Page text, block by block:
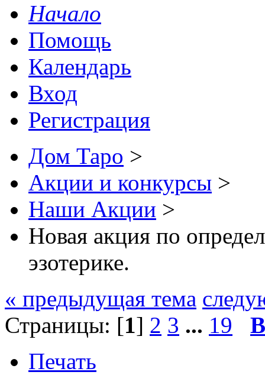
Начало
Помощь
Календарь
Вход
Регистрация
Дом Таро >
Акции и конкурсы >
Наши Акции >
Новая акция по
эзотерике.
« предыдущая тема
Страницы: [1] 2 3 ... 19
Печать